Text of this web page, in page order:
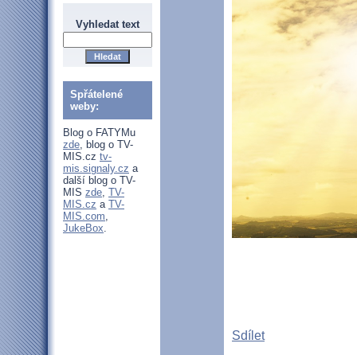
Vyhledat text
Spřátelené
weby:
Blog o FATYMu
zde, blog o TV-
MIS.cz tv-
mis.signaly.cz a
další blog o TV-
MIS zde, TV-
MIS.cz a TV-
MIS.com,
JukeBox.
Sdílet